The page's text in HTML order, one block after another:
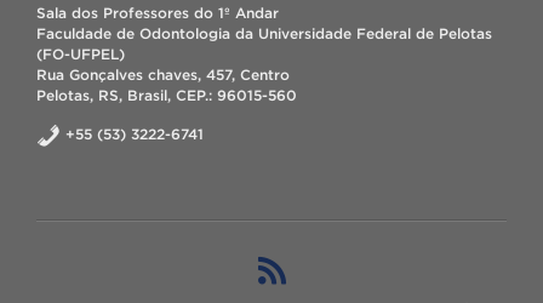
Sala dos Professores do 1º Andar
Faculdade de Odontologia da Universidade Federal de Pelotas
(FO-UFPEL)
Rua Gonçalves chaves, 457, Centro
Pelotas, RS, Brasil, CEP.: 96015-560
+55 (53) 3222-6741